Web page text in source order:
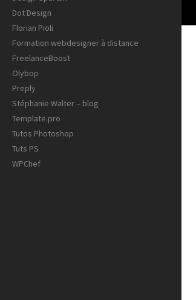
Dot Design
Florian Pioli
Formation webdesigner à distance
FreelanceBoost
Olybop
Preply
Stéphanie Walter – blog
Template.pro
Tutos Photoshop
Tuts PS
WPChef